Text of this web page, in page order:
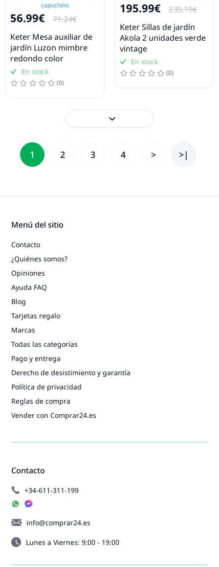
56.99€
71.24€
Keter Mesa auxiliar de
jardín Luzon mimbre
redondo color
capuchino
En stock
(0)
195.99€
235.19€
Keter Sillas de jardín
Akola 2 unidades verde
vintage
En stock
(0)
1 2 3 4 > >|
Contacto
+34-611-311-199
info@comprar24.es
Lunes a Viernes: 9:00 - 19:00
Menú del sitio
Contacto
¿Quiénes somos?
Opiniones
Ayuda FAQ
Blog
Tarjetas regalo
Marcas
Todas las categorías
Pago y entrega
Derecho de desistimiento y garantía
Política de privacidad
Reglas de compra
Vender con Comprar24.es